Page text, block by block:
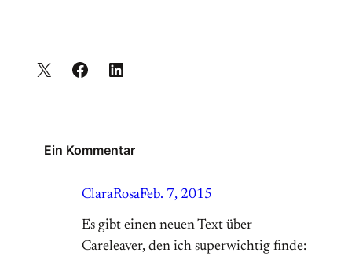
Ein Kommentar
ClaraRosaFeb. 7, 2015
Es gibt einen neuen Text über
Careleaver, den ich superwichtig finde: